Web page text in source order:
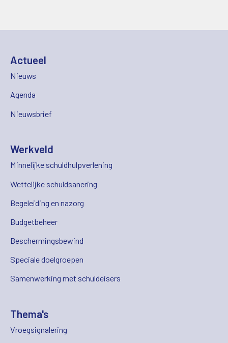
Actueel
Nieuws
Agenda
Nieuwsbrief
Werkveld
Minnelijke schuldhulpverlening
Wettelijke schuldsanering
Begeleiding en nazorg
Budgetbeheer
Beschermingsbewind
Speciale doelgroepen
Samenwerking met schuldeisers
Thema's
Vroegsignalering